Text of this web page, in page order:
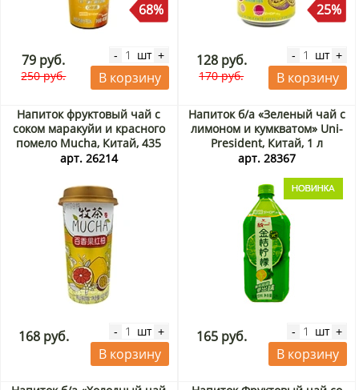
68%
79 руб.
250 руб.
- шт +
В корзину
25%
128 руб.
170 руб.
- шт +
В корзину
Напиток фруктовый чай с
соком маракуйи и красного
помело Mucha, Китай, 435
мл
арт. 26214
168 руб. - шт +
В корзину
Напиток б/а «Зеленый чай с
лимоном и кумкватом» Uni-
President, Китай, 1 л
арт. 28367
165 руб. - шт +
В корзину